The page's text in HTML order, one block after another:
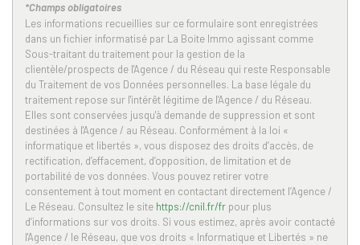
Presse et Tabac
statistiques
Nombre d'habitants
149 016
Propriétaires (vs. locataires)
Taxe habitation
Taxe foncière
Habitants de moins de 25 ans
Habitants de 25 à 55 ans
35,47 %
*Champs obligatoires
Les informations recueillies sur ce formulaire sont enregistrées
dans un fichier informatisé par La Boite Immo agissant comme
Sous-traitant du traitement pour la gestion de la
clientèle/prospects de l'Agence / du Réseau qui reste Responsable
du Traitement de vos Données personnelles. La base légale du
traitement repose sur l'intérêt légitime de l'Agence / du Réseau.
Elles sont conservées jusqu'à demande de suppression et sont
destinées à l'Agence / au Réseau. Conformément à la loi «
informatique et libertés », vous disposez des droits d’accès, de
rectification, d’effacement, d’opposition, de limitation et de
portabilité de vos données. Vous pouvez retirer votre
consentement à tout moment en contactant directement l’Agence /
Le Réseau. Consultez le site https://cnil.fr/fr pour plus
d’informations sur vos droits. Si vous estimez, après avoir contacté
l'Agence / le Réseau, que vos droits « Informatique et Libertés » ne